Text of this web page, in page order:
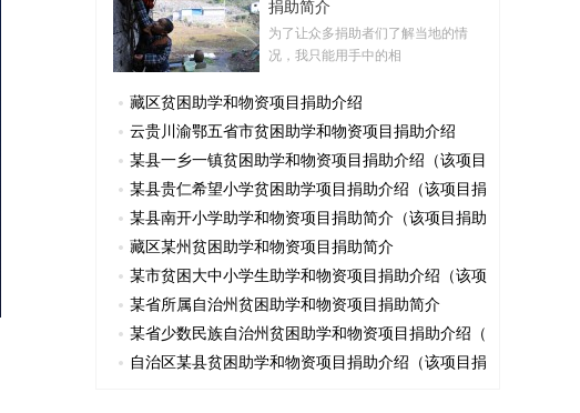
捐助简介
为了让众多捐助者们了解当地的情
况，我只能用手中的相
藏区贫困助学和物资项目捐助介绍
云贵川渝鄂五省市贫困助学和物资项目捐助介绍
某县一乡一镇贫困助学和物资项目捐助介绍（该项目
某县贵仁希望小学贫困助学项目捐助介绍（该项目捐
某县南开小学助学和物资项目捐助简介（该项目捐助
藏区某州贫困助学和物资项目捐助简介
某市贫困大中小学生助学和物资项目捐助介绍（该项
某省所属自治州贫困助学和物资项目捐助简介
某省少数民族自治州贫困助学和物资项目捐助介绍（
自治区某县贫困助学和物资项目捐助介绍（该项目捐